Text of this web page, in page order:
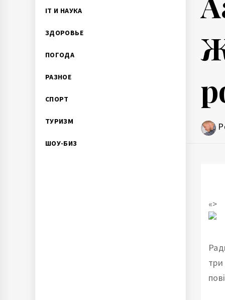
IT И НАУКА
ЗДОРОВЬЕ
ПОГОДА
РАЗНОЕ
СПОРТ
ТУРИЗМ
ШОУ-БИЗ
«>
три